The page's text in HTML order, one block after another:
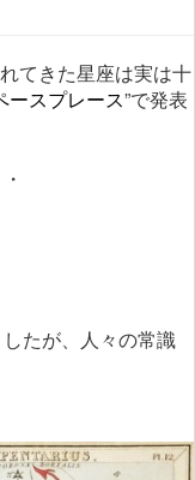
てきた星座は実は十
ースプレース”で発表
たが、人々の常識